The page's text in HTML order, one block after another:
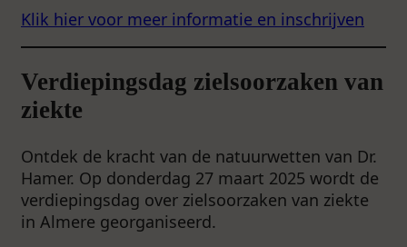
Klik hier voor meer informatie en inschrijven
Verdiepingsdag zielsoorzaken van
ziekte
Ontdek de kracht van de natuurwetten van Dr.
Hamer. Op donderdag 27 maart 2025 wordt de
verdiepingsdag over zielsoorzaken van ziekte
in Almere georganiseerd.